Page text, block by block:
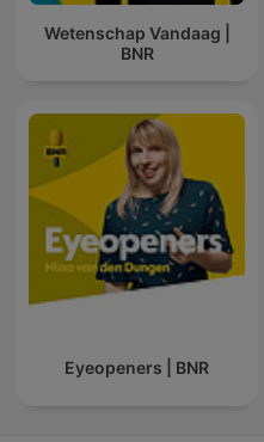
Wetenschap Vandaag |
BNR
Eyeopeners | BNR